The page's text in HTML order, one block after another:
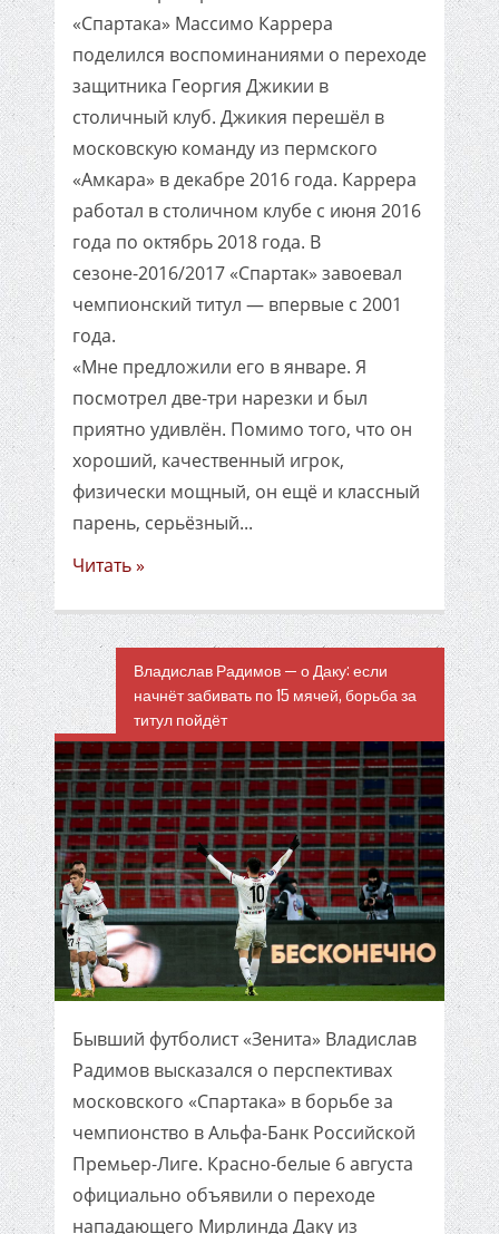
«Спартака» Массимо Каррера
поделился воспоминаниями о переходе
защитника Георгия Джикии в
столичный клуб. Джикия перешёл в
московскую команду из пермского
«Амкара» в декабре 2016 года. Каррера
работал в столичном клубе с июня 2016
года по октябрь 2018 года. В
сезоне-2016/2017 «Спартак» завоевал
чемпионский титул — впервые с 2001
года.
«Мне предложили его в январе. Я
посмотрел две-три нарезки и был
приятно удивлён. Помимо того, что он
хороший, качественный игрок,
физически мощный, он ещё и классный
парень, серьёзный...
Читать »
Владислав Радимов — о Даку: если
начнёт забивать по 15 мячей, борьба за
титул пойдёт
Бывший футболист «Зенита» Владислав
Радимов высказался о перспективах
московского «Спартака» в борьбе за
чемпионство в Альфа-Банк Российской
Премьер-Лиге. Красно-белые 6 августа
официально объявили о переходе
нападающего Мирлинда Даку из